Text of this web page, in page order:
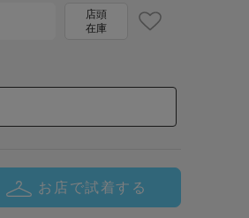
店頭
在庫
お店で試着する